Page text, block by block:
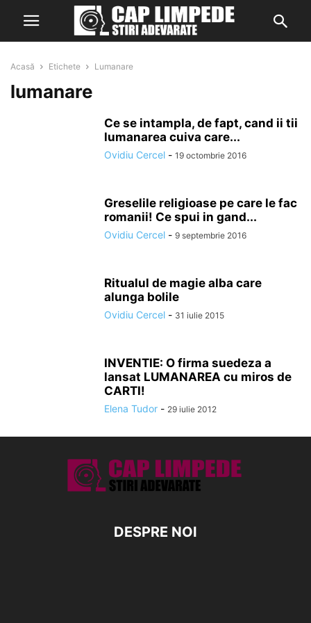
Acasă Etichete Lumanare
lumanare
Ce se intampla, de fapt, cand ii tii
lumanarea cuiva care...
Ovidiu Cercel - 19 octombrie 2016
Greselile religioase pe care le fac
romanii! Ce spui in gand...
Ovidiu Cercel - 9 septembrie 2016
Ritualul de magie alba care
alunga bolile
Ovidiu Cercel - 31 iulie 2015
INVENTIE: O firma suedeza a
lansat LUMANAREA cu miros de
CARTI!
Elena Tudor - 29 iulie 2012
DESPRE NOI